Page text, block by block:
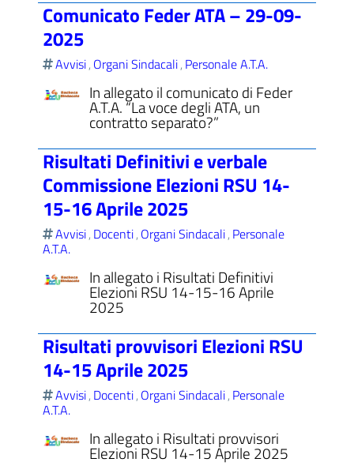
Comunicato Feder ATA – 29-09-
2025
Avvisi, Organi Sindacali, Personale A.T.A.
In allegato il comunicato di Feder
A.T.A. “La voce degli ATA, un
contratto separato?”
Risultati Definitivi e verbale
Commissione Elezioni RSU 14-
15-16 Aprile 2025
Avvisi, Docenti, Organi Sindacali, Personale
A.T.A.
In allegato i Risultati Definitivi
Elezioni RSU 14-15-16 Aprile
2025
Risultati provvisori Elezioni RSU
14-15 Aprile 2025
Avvisi, Docenti, Organi Sindacali, Personale
A.T.A.
In allegato i Risultati provvisori
Elezioni RSU 14-15 Aprile 2025